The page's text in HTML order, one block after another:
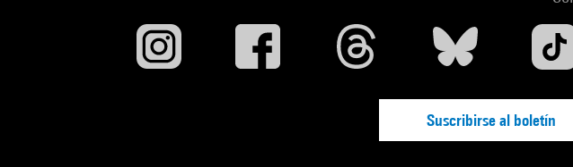
Suscribirse al boletín